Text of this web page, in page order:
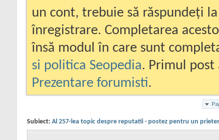
un cont, trebuie să răspundeți
înregistrare. Completarea
însă modul în care sunt
si politica Seopedia. Primul
Prezentare forumisti.
Subiect: Al 257-lea topic despre reputatii - postez pentru un